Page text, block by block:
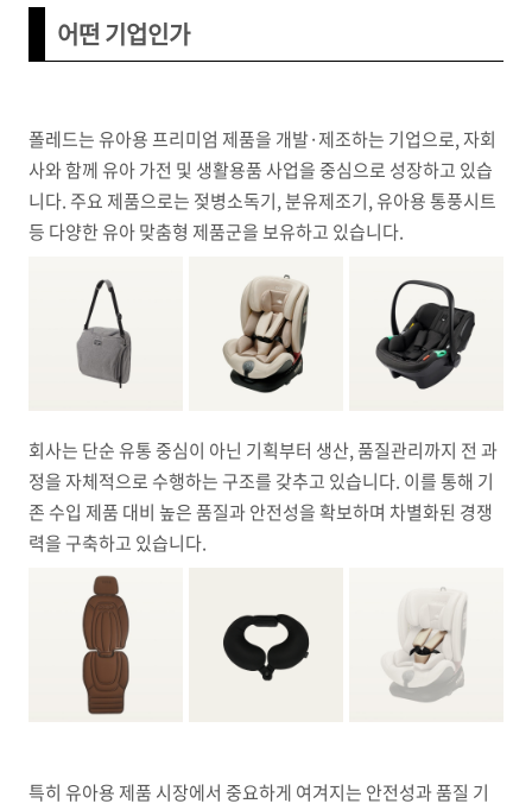
어떤 기업인가
폴레드는 유아용 프리미엄 제품을 개발·제조하는 기업으로, 자회
사와 함께 유아 가전 및 생활용품 사업을 중심으로 성장하고 있습
니다. 주요 제품으로는 젖병소독기, 분유제조기, 유아용 통풍시트
등 다양한 유아 맞춤형 제품군을 보유하고 있습니다.
회사는 단순 유통 중심이 아닌 기획부터 생산, 품질관리까지 전 과
정을 자체적으로 수행하는 구조를 갖추고 있습니다. 이를 통해 기
존 수입 제품 대비 높은 품질과 안전성을 확보하며 차별화된 경쟁
력을 구축하고 있습니다.
특히 유아용 제품 시장에서 중요하게 여겨지는 안전성과 품질 기